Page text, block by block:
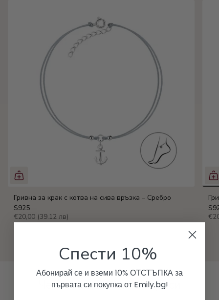
Гривна за крак с котва на сива връзка – Сребро
S925
€20,00 (39.12 лв)
Честно задавани въпроси
Спести 10%
Абонирай се и вземи 10% ОТСТЪПКА за
първата си покупка от Emily.bg!